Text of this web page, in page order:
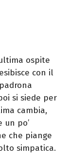
ospite
con il
si siede per
cambia,
un po’
che piange
simpatica.